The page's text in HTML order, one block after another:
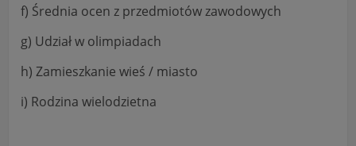
f) Średnia ocen z przedmiotów zawodowych
g) Udział w olimpiadach
h) Zamieszkanie wieś / miasto
i) Rodzina wielodzietna